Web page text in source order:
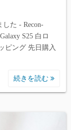
した - Recon-
S25 白ロ
ピング 先日購入
続きを読む